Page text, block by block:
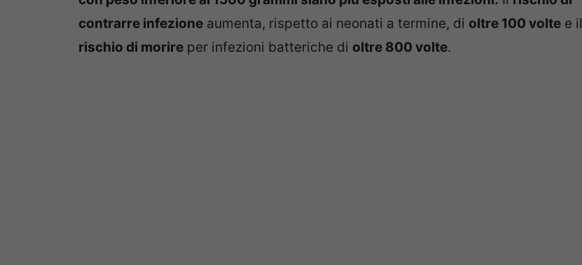
contrarre infezione aumenta, rispetto ai neonati a termine, di oltre 100 volte e il
rischio di morire per infezioni batteriche di oltre 800 volte.